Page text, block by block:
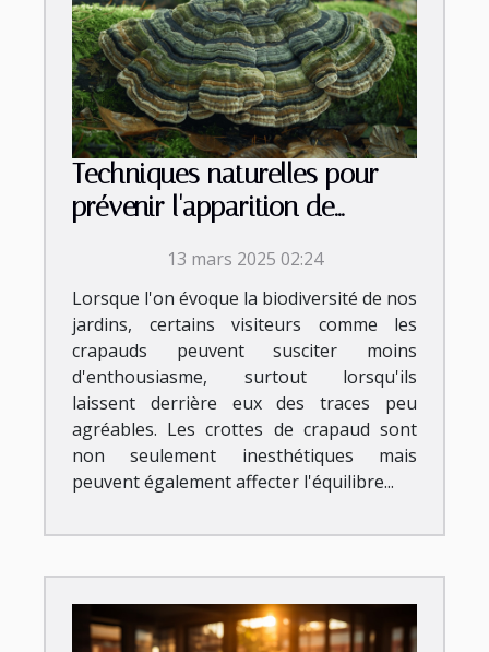
Techniques naturelles pour
prévenir l'apparition de
13 mars 2025 02:24
Lorsque l'on évoque la biodiversité de nos
jardins, certains visiteurs comme les
crapauds peuvent susciter moins
d'enthousiasme, surtout lorsqu'ils
laissent derrière eux des traces peu
agréables. Les crottes de crapaud sont
non seulement inesthétiques mais
peuvent également affecter l'équilibre...